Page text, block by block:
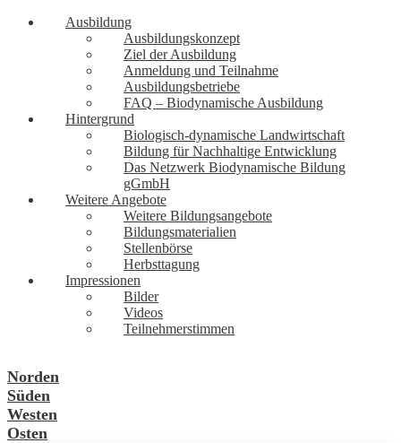
Ausbildung
Ausbildungskonzept
Ziel der Ausbildung
Anmeldung und Teilnahme
Ausbildungsbetriebe
FAQ – Biodynamische Ausbildung
Hintergrund
Biologisch-dynamische Landwirtschaft
Bildung für Nachhaltige Entwicklung
Das Netzwerk Biodynamische Bildung
gGmbH
Weitere Angebote
Weitere Bildungsangebote
Bildungsmaterialien
Stellenbörse
Herbsttagung
Impressionen
Bilder
Videos
Teilnehmerstimmen
Norden
Süden
Westen
Osten